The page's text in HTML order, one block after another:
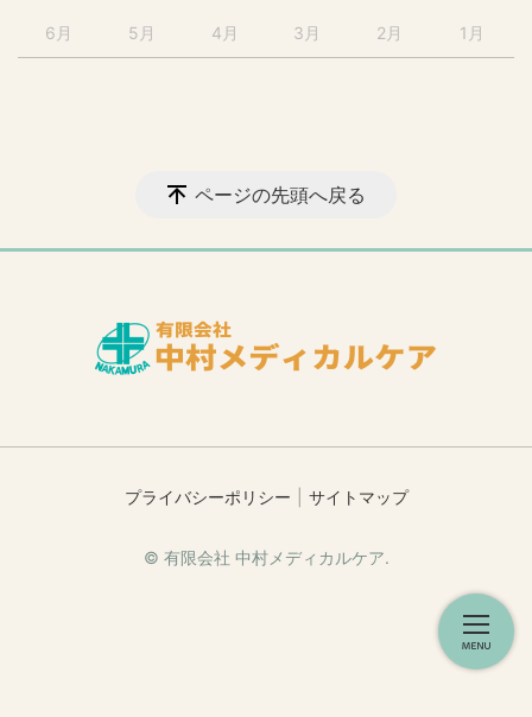
6月 5月 4月 3月 2月 1月
ページの先頭へ戻る
プライバシーポリシー サイトマップ
© 有限会社 中村メディカルケア.